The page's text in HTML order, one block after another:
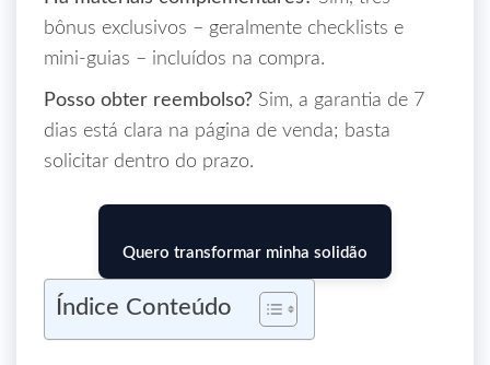
bônus exclusivos – geralmente checklists e
mini‑guias – incluídos na compra.
Posso obter reembolso? Sim, a garantia de 7
dias está clara na página de venda; basta
solicitar dentro do prazo.
Quero transformar minha solidão
Índice Conteúdo